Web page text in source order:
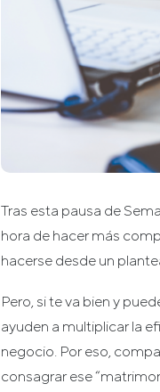
Tras esta pausa de
hora de hacer más
hacerse desde un
Pero, si te va bien y
ayuden a multiplicar la
negocio. Por eso,
consagrar ese